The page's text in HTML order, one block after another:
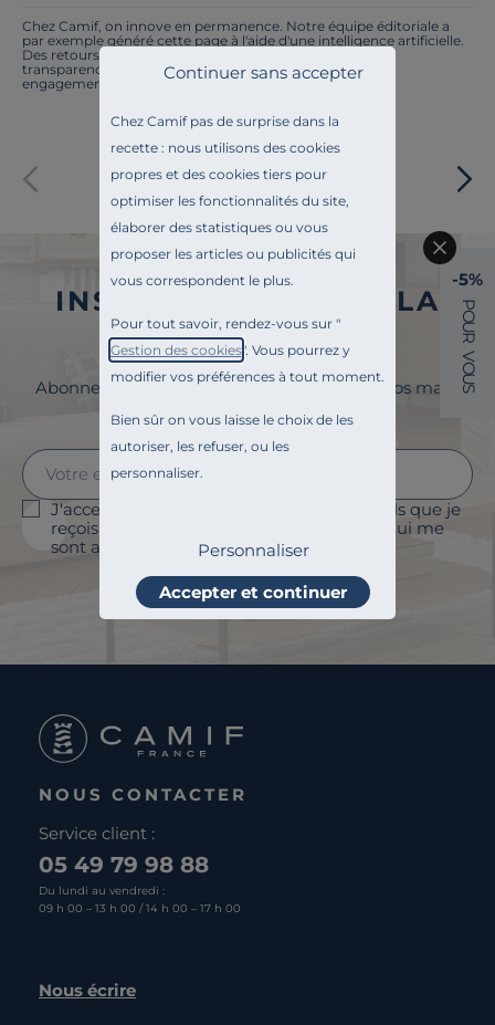
Chez Camif pas de surprise dans la
recette : nous utilisons des cookies
propres et des cookies tiers pour
optimiser les fonctionnalités du site,
élaborer des statistiques ou vous
proposer les articles ou publicités qui
vous correspondent le plus.
Pour tout savoir, rendez-vous sur "
Gestion des cookies". Vous pourrez y
modifier vos préférences à tout moment.
Bien sûr on vous laisse le choix de les
autoriser, les refuser, ou les
personnaliser.
Continuer sans accepter
Personnaliser
Accepter et continuer
Chez Camif, on innove en permanence. Notre équipe éditoriale a
par exemple généré cette page à l'aide d'une intelligence artificielle.
Des retours ? Nous sommes à l'écoute. Tout comme la
transparence, l'amélioration continue fait partie de nos
engagements.
Paiement sécurisé
INSCRIVEZ-VOUS À LA
NEWSLETTER
Abonnez-vous à la newsletter et surveillez vos mails
J'accepte le suivi des ouvertures des emails que je
reçois afin de personnaliser les contenus qui me
sont adressés et à des fins statistiques.
Je m'abonne
NOUS CONTACTER
Service client :
05 49 79 98 88
Du lundi au vendredi :
09 h 00 – 13 h 00 / 14 h 00 – 17 h 00
Nous écrire
-5%
P
O
U
R
V
O
U
S